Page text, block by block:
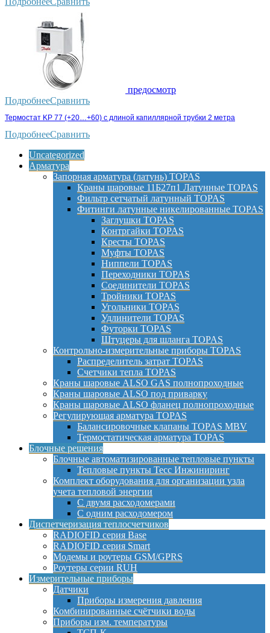
предосмотр
ПодробнееСравнить
Термостат KP 77 (+20…+60) с длиной капиллярной трубки 2 метра
ПодробнееСравнить
Uncategorized
Арматура
Запорная арматура (латунь) TOPAS
Краны шаровые 11Б27п1 Латунные TOPAS
Фильтр сетчатый латунный TOPAS
Фитинги латунные никелированные TOPAS
Заглушки TOPAS
Контргайки TOPAS
Кресты TOPAS
Муфты TOPAS
Ниппели TOPAS
Переходники TOPAS
Соединители TOPAS
Тройники TOPAS
Угольники TOPAS
Удлинители TOPAS
Футорки TOPAS
Штуцеры для шланга TOPAS
Контрольно-измерительные приборы TOPAS
Распределитель затрат TOPAS
Счетчики тепла TOPAS
Краны шаровые ALSO GAS полнопроходные
Краны шаровые ALSO под приварку
Краны шаровые ALSO фланец полнопроходные
Регулирующая арматура TOPAS
Балансировочные клапаны TOPAS MBV
Термостатическая арматура TOPAS
Блочные решения
Блочные автоматизированные тепловые пункты
Тепловые пункты Тесс Инжиниринг
Комплект оборудования для организации узла
учета тепловой энергии
С двумя расходомерами
С одним расходомером
Диспетчеризация теплосчетчиков
RADIOFID серия Base
RADIOFID серия Smart
Модемы и роутеры GSM/GPRS
Роутеры серии RUH
Измерительные приборы
Датчики
Приборы измерения давления
Комбинированные счётчики воды
Приборы изм. температуры